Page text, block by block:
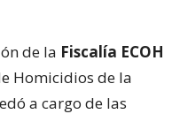
de la Fiscalía ECOH
Homicidios de la
a cargo de las